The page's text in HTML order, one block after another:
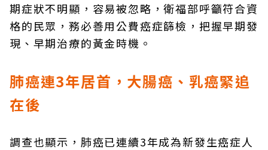
期症狀不明顯，容易被忽略，衛福部呼籲符合資
格的民眾，務必善用公費癌症篩檢，把握早期發
現、早期治療的黃金時機。
肺癌連3年居首，大腸癌、乳癌緊追
在後
調查也顯示，肺癌已連續3年成為新發生癌症人